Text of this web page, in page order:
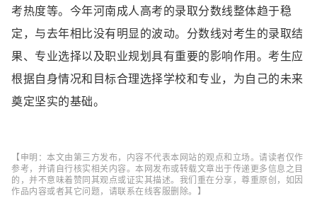
考热度等。今年河南成人高考的录取分数线整体趋于稳
定，与去年相比没有明显的波动。分数线对考生的录取结
果、专业选择以及职业规划具有重要的影响作用。考生应
根据自身情况和目标合理选择学校和专业，为自己的未来
奠定坚实的基础。
【申明：本文由第三方发布，内容不代表本网站的观点和立场。请读者仅作
参考，并请自行核实相关内容。本网发布或转载文章出于传递更多信息之目
的，并不意味着赞同其观点或证实其描述。我们重在分享，尊重原创，如因
作品内容或者其它问题，请联系在线客服删除。】